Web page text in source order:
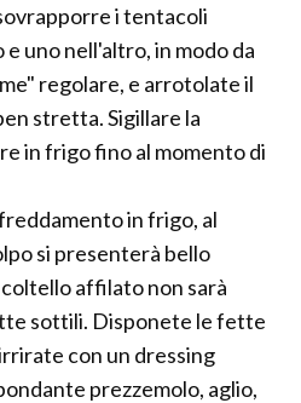
i tentacoli
uno nell'altro, in modo da
regolare, e arrotolate il
stretta. Sigillare la
in frigo fino al momento di
in frigo, al
si presenterà bello
affilato non sarà
sottili. Disponete le fette
con un dressing
prezzemolo, aglio,